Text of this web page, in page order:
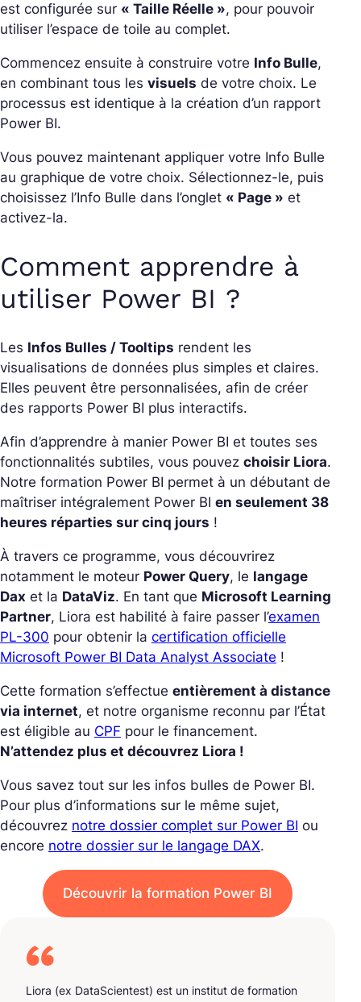
est configurée sur « Taille Réelle », pour pouvoir
utiliser l’espace de toile au complet.
Commencez ensuite à construire votre Info Bulle,
en combinant tous les visuels de votre choix. Le
processus est identique à la création d’un rapport
Power BI.
Vous pouvez maintenant appliquer votre Info Bulle
au graphique de votre choix. Sélectionnez-le, puis
choisissez l’Info Bulle dans l’onglet « Page » et
activez-la.
Comment apprendre à
utiliser Power BI ?
Les Infos Bulles / Tooltips rendent les
visualisations de données plus simples et claires.
Elles peuvent être personnalisées, afin de créer
des rapports Power BI plus interactifs.
Afin d’apprendre à manier Power BI et toutes ses
fonctionnalités subtiles, vous pouvez choisir Liora.
Notre formation Power BI permet à un débutant de
maîtriser intégralement Power BI en seulement 38
heures réparties sur cinq jours !
À travers ce programme, vous découvrirez
notamment le moteur Power Query, le langage
Dax et la DataViz. En tant que Microsoft Learning
Partner, Liora est habilité à faire passer l’examen
PL-300 pour obtenir la certification officielle
Microsoft Power BI Data Analyst Associate !
Cette formation s’effectue entièrement à distance
via internet, et notre organisme reconnu par l’État
est éligible au CPF pour le financement.
N’attendez plus et découvrez Liora !
Vous savez tout sur les infos bulles de Power BI.
Pour plus d’informations sur le même sujet,
découvrez notre dossier complet sur Power BI ou
encore notre dossier sur le langage DAX.
Découvrir la formation Power BI
Liora (ex DataScientest) est un institut de formation